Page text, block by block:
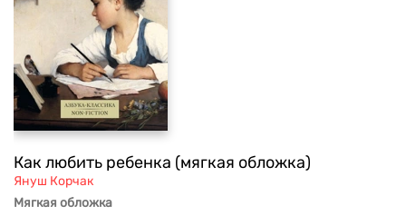
Как любить ребенка (мягкая обложка)
Януш Корчак
Мягкая обложка